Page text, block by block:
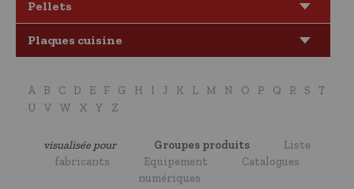
Pellets
Plaques cuisine
A B C D E F G H I J K L M N O P Q R S
T
U
V W X Y Z
visualisée pour Groupes produits
Liste
fabricants
Equipement
Catalogues
numériques